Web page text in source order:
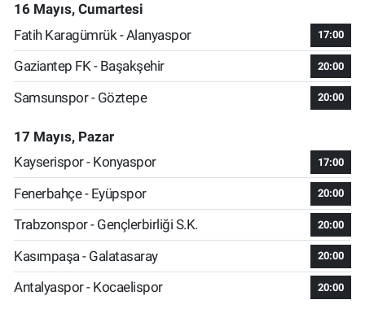
16 Mayıs, Cumartesi
Fatih Karagümrük - Alanyaspor
17:00
Gaziantep FK - Başakşehir 20:00
Samsunspor - Göztepe 20:00
17 Mayıs, Pazar
Kayserispor - Konyaspor
17:00
Fenerbahçe - Eyüpspor 20:00
Trabzonspor - Gençlerbirliği S.K. 20:00
Kasımpaşa - Galatasaray 20:00
Antalyaspor - Kocaelispor 20:00